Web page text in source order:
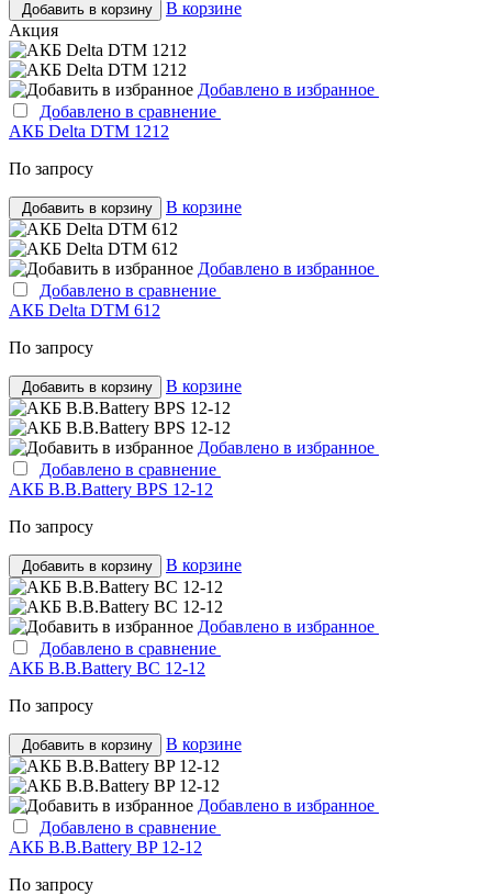
Добавить в корзину
В корзине
Акция
Добавлено в избранное
Добавлено в сравнение
АКБ Delta DTM 1212
По запросу
Добавить в корзину В корзине
Добавлено в избранное
Добавлено в сравнение
АКБ Delta DTM 612
По запросу
Добавить в корзину В корзине
Добавлено в избранное
Добавлено в сравнение
АКБ B.B.Bаttery BPS 12-12
По запросу
Добавить в корзину В корзине
Добавлено в избранное
Добавлено в сравнение
АКБ B.B.Bаttery BC 12-12
По запросу
Добавить в корзину В корзине
Добавлено в избранное
Добавлено в сравнение
АКБ B.B.Bаttery BP 12-12
По запросу